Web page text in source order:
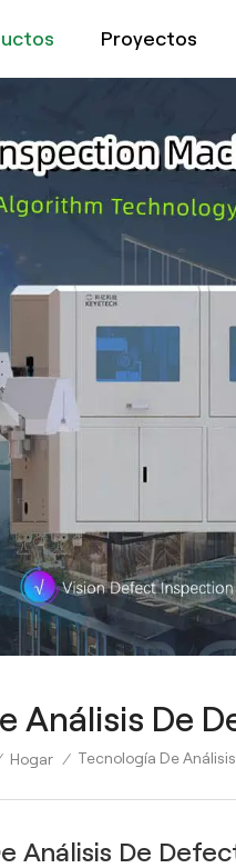
Proyectos
Análisis De
Hogar / Tecnología De
Análisis De